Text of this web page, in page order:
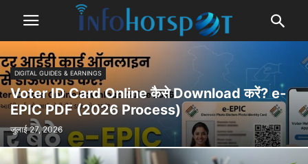
DIGITAL GUIDES & EARNINGS
Voter ID Card Online कैसे Download करें? e-
EPIC PDF (2026 Process)
जुलाई 27, 2026